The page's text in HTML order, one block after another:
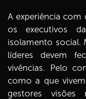
A experiência com
os executivos
isolamento social.
líderes devem
vivências. Pelo
como a que
gestores